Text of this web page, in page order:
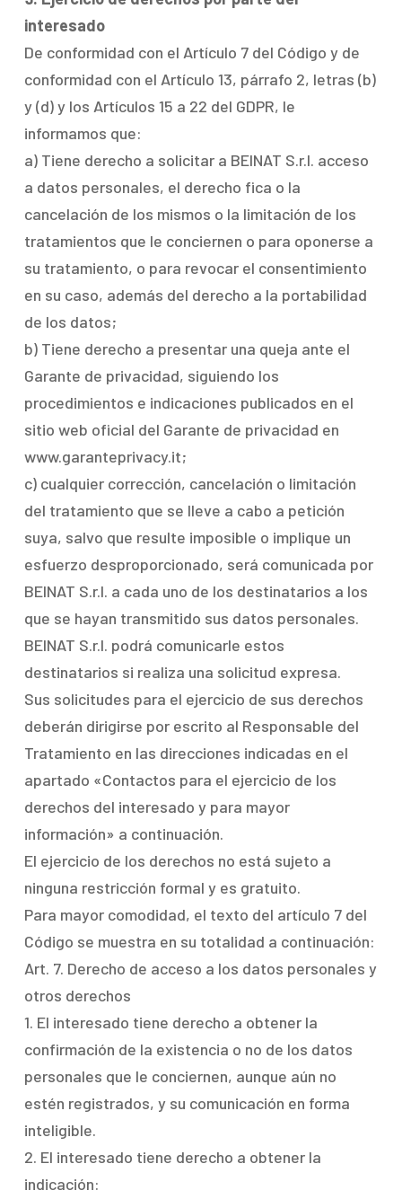
interesado
De conformidad con el Artículo 7 del Código y de
conformidad con el Artículo 13, párrafo 2, letras (b)
y (d) y los Artículos 15 a 22 del GDPR, le
informamos que:
a) Tiene derecho a solicitar a BEINAT S.r.l. acceso
a datos personales, el derecho fica o la
cancelación de los mismos o la limitación de los
tratamientos que le conciernen o para oponerse a
su tratamiento, o para revocar el consentimiento
en su caso, además del derecho a la portabilidad
de los datos;
b) Tiene derecho a presentar una queja ante el
Garante de privacidad, siguiendo los
procedimientos e indicaciones publicados en el
sitio web oficial del Garante de privacidad en
www.garanteprivacy.it;
c) cualquier corrección, cancelación o limitación
del tratamiento que se lleve a cabo a petición
suya, salvo que resulte imposible o implique un
esfuerzo desproporcionado, será comunicada por
BEINAT S.r.l. a cada uno de los destinatarios a los
que se hayan transmitido sus datos personales.
BEINAT S.r.l. podrá comunicarle estos
destinatarios si realiza una solicitud expresa.
Sus solicitudes para el ejercicio de sus derechos
deberán dirigirse por escrito al Responsable del
Tratamiento en las direcciones indicadas en el
apartado «Contactos para el ejercicio de los
derechos del interesado y para mayor
información» a continuación.
El ejercicio de los derechos no está sujeto a
ninguna restricción formal y es gratuito.
Para mayor comodidad, el texto del artículo 7 del
Código se muestra en su totalidad a continuación:
Art. 7. Derecho de acceso a los datos personales y
otros derechos
1. El interesado tiene derecho a obtener la
confirmación de la existencia o no de los datos
personales que le conciernen, aunque aún no
estén registrados, y su comunicación en forma
inteligible.
2. El interesado tiene derecho a obtener la
indicación: